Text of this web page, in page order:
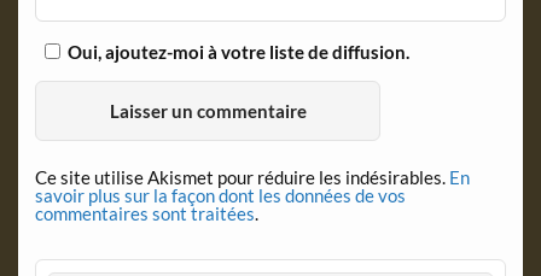
Oui, ajoutez-moi à votre liste de diffusion.
Ce site utilise Akismet pour réduire les indésirables. En
savoir plus sur la façon dont les données de vos
commentaires sont traitées.